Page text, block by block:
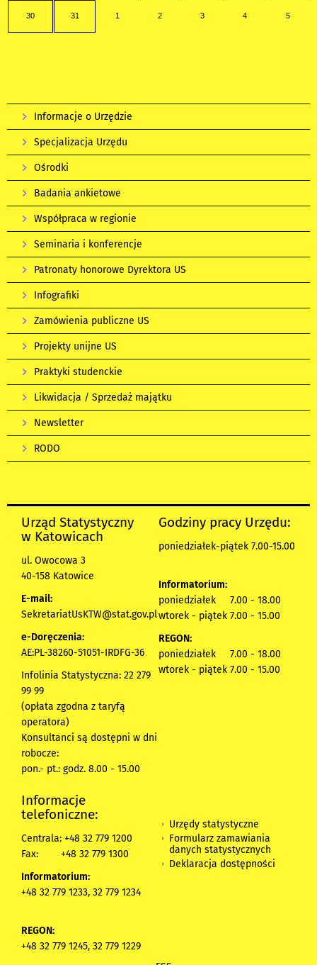
30 31 1 2 3 4 5
Informacje o Urzędzie
Specjalizacja Urzędu
Ośrodki
Badania ankietowe
Współpraca w regionie
Seminaria i konferencje
Patronaty honorowe Dyrektora US
Infografiki
Zamówienia publiczne US
Projekty unijne US
Praktyki studenckie
Likwidacja / Sprzedaż majątku
Newsletter
RODO
Urząd Statystyczny
w Katowicach
ul. Owocowa 3
40-158 Katowice
E-mail:
SekretariatUsKTW@stat.gov.pl
e-Doręczenia:
AE:PL-38260-51051-IRDFG-36
Infolinia Statystyczna: 22 279
99 99
(opłata zgodna z taryfą
operatora)
Konsultanci są dostępni w dni
robocze:
pon.- pt.: godz. 8.00 - 15.00
Godziny pracy Urzędu:
poniedziałek-piątek 7.00-15.00
Informatorium:
poniedziałek 7.00 - 18.00
wtorek - piątek 7.00 - 15.00
REGON:
poniedziałek 7.00 - 18.00
wtorek - piątek 7.00 - 15.00
Informacje
telefoniczne:
Centrala: +48 32 779 1200
Fax:
+48 32 779 1300
Informatorium:
+48 32 779 1233, 32 779 1234
REGON:
+48 32 779 1245, 32 779 1229
Urzędy statystyczne
Formularz zamawiania
danych statystycznych
Deklaracja dostępności